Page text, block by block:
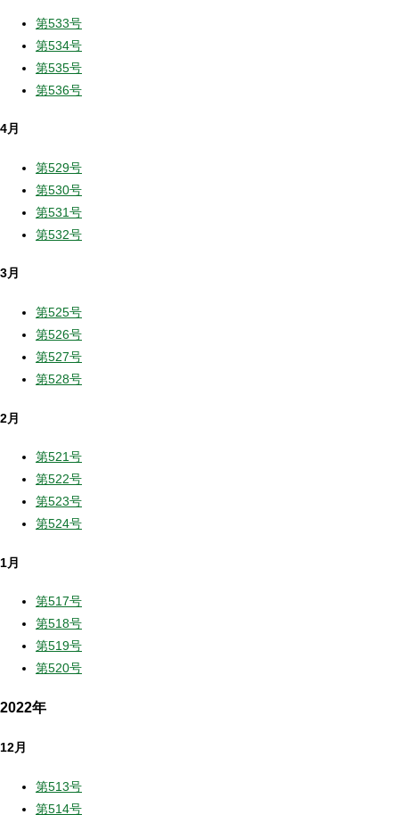
第533号
第534号
第535号
第536号
4月
第529号
第530号
第531号
第532号
3月
第525号
第526号
第527号
第528号
2月
第521号
第522号
第523号
第524号
1月
第517号
第518号
第519号
第520号
2022年
12月
第513号
第514号